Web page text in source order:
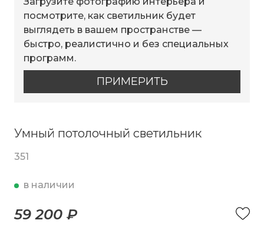
посмотрите, как светильник будет
выглядеть в вашем пространстве —
быстро, реалистично и без специальных
программ.
ПРИМЕРИТЬ
Умный потолочный светильник
351
в наличии
59 200 ₽